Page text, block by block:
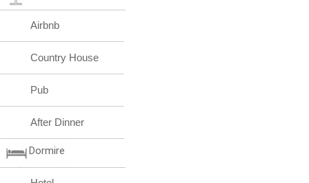
Airbnb
Country House
Pub
After Dinner
Dormire